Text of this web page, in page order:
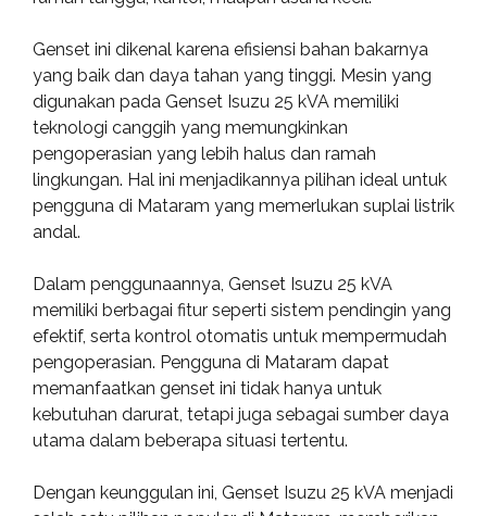
Genset ini dikenal karena efisiensi bahan bakarnya
yang baik dan daya tahan yang tinggi. Mesin yang
digunakan pada Genset Isuzu 25 kVA memiliki
teknologi canggih yang memungkinkan
pengoperasian yang lebih halus dan ramah
lingkungan. Hal ini menjadikannya pilihan ideal untuk
pengguna di Mataram yang memerlukan suplai listrik
andal.
Dalam penggunaannya, Genset Isuzu 25 kVA
memiliki berbagai fitur seperti sistem pendingin yang
efektif, serta kontrol otomatis untuk mempermudah
pengoperasian. Pengguna di Mataram dapat
memanfaatkan genset ini tidak hanya untuk
kebutuhan darurat, tetapi juga sebagai sumber daya
utama dalam beberapa situasi tertentu.
Dengan keunggulan ini, Genset Isuzu 25 kVA menjadi